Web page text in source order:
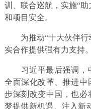
训、联合巡航，实施“
和项目安全。
为推动“十大伙伴行
实合作提供强有力支持。
习近平最后强调，
全面深化改革、推进中
步深刻改变中国，也必
梦提供新机遇、注入新